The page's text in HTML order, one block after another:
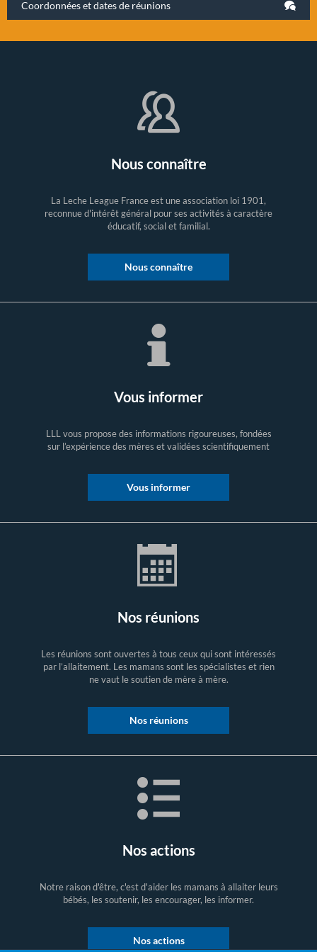
Coordonnées et dates de réunions
Nous connaître
La Leche League France est une association loi 1901,
reconnue d'intérêt général pour ses activités à caractère
éducatif, social et familial.
Nous connaître
Vous informer
LLL vous propose des informations rigoureuses, fondées
sur l’expérience des mères et validées scientifiquement
Vous informer
Nos réunions
Les réunions sont ouvertes à tous ceux qui sont intéressés
par l’allaitement. Les mamans sont les spécialistes et rien
ne vaut le soutien de mère à mère.
Nos réunions
Nos actions
Notre raison d'être, c'est d'aider les mamans à allaiter leurs
bébés, les soutenir, les encourager, les informer.
Nos actions